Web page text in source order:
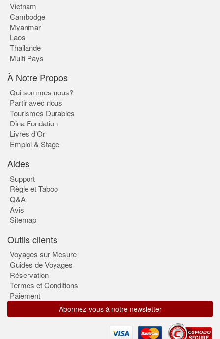
Vietnam
Cambodge
Myanmar
Laos
Thailande
Multi Pays
À Notre Propos
Qui sommes nous?
Partir avec nous
Tourismes Durables
Dina Fondation
Livres d’Or
Emploi & Stage
Aides
Support
Règle et Taboo
Q&A
Avis
Sitemap
Outils clients
Voyages sur Mesure
Guides de Voyages
Réservation
Termes et Conditions
Paiement
Abonnez-vous à notre newsletter